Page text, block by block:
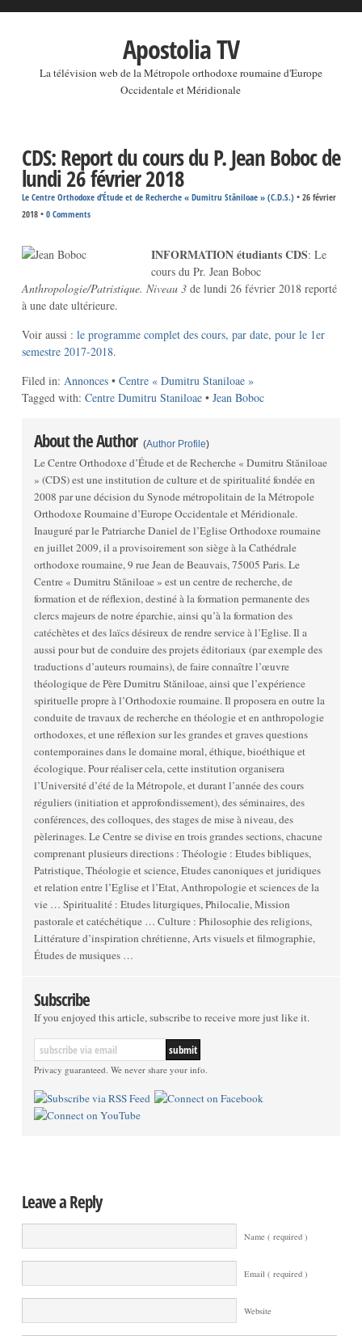
Apostolia TV
La télévision web de la Métropole orthodoxe roumaine d'Europe
Occidentale et Méridionale
CDS: Report du cours du P. Jean Boboc de
lundi 26 février 2018
Le Centre Orthodoxe d’Étude et de Recherche « Dumitru Stăniloae » (C.D.S.)• 26 février
2018 • 0 Comments
INFORMATION étudiants CDS: Le
cours du Pr. Jean Boboc
Anthropologie/Patristique. Niveau 3 de lundi 26 février 2018 reporté
à une date ultérieure.
Voir aussi : le programme complet des cours, par date, pour le 1er
semestre 2017-2018.
Filed in: Annonces• Centre « Dumitru Staniloae »
Tagged with: Centre Dumitru Staniloae• Jean Boboc
About the Author (Author Profile)
Le Centre Orthodoxe d’Étude et de Recherche « Dumitru Stăniloae
» (CDS) est une institution de culture et de spiritualité fondée en
2008 par une décision du Synode métropolitain de la Métropole
Orthodoxe Roumaine d’Europe Occidentale et Méridionale.
Inauguré par le Patriarche Daniel de l’Eglise Orthodoxe roumaine
en juillet 2009, il a provisoirement son siège à la Cathédrale
orthodoxe roumaine, 9 rue Jean de Beauvais, 75005 Paris. Le
Centre « Dumitru Stăniloae » est un centre de recherche, de
formation et de réflexion, destiné à la formation permanente des
clercs majeurs de notre éparchie, ainsi qu’à la formation des
catéchètes et des laïcs désireux de rendre service à l’Eglise. Il a
aussi pour but de conduire des projets éditoriaux (par exemple des
traductions d’auteurs roumains), de faire connaître l’œuvre
théologique de Père Dumitru Stăniloae, ainsi que l’expérience
spirituelle propre à l’Orthodoxie roumaine. Il proposera en outre la
conduite de travaux de recherche en théologie et en anthropologie
orthodoxes, et une réflexion sur les grandes et graves questions
contemporaines dans le domaine moral, éthique, bioéthique et
écologique. Pour réaliser cela, cette institution organisera
l’Université d’été de la Métropole, et durant l’année des cours
réguliers (initiation et approfondissement), des séminaires, des
conférences, des colloques, des stages de mise à niveau, des
pèlerinages. Le Centre se divise en trois grandes sections, chacune
comprenant plusieurs directions : Théologie : Etudes bibliques,
Patristique, Théologie et science, Etudes canoniques et juridiques
et relation entre l’Eglise et l’Etat, Anthropologie et sciences de la
vie … Spiritualité : Etudes liturgiques, Philocalie, Mission
pastorale et catéchétique … Culture : Philosophie des religions,
Littérature d’inspiration chrétienne, Arts visuels et filmographie,
Études de musiques …
Subscribe
If you enjoyed this article, subscribe to receive more just like it.
Privacy guaranteed. We never share your info.
Leave a Reply
Name ( required )
Email ( required )
Website